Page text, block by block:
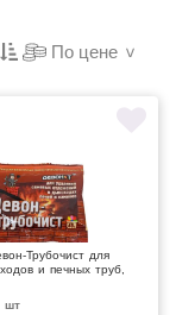
По цене >
Трубочист для
и печных труб,
шт